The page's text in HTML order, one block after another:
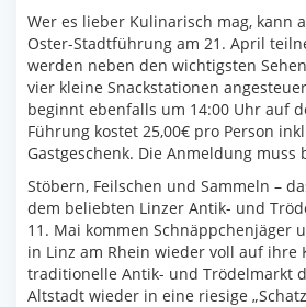
Wer es lieber Kulinarisch mag, kann
Oster-Stadtführung am 21. April
werden neben den wichtigsten
vier kleine Snackstationen
beginnt ebenfalls um 14:00 Uhr auf
Führung kostet 25,00€ pro Person
Gastgeschenk. Die Anmeldung muss
Stöbern, Feilschen und Sammeln –
dem beliebten Linzer Antik- und
11. Mai kommen Schnäppchenjäger
in Linz am Rhein wieder voll auf ihre
traditionelle Antik- und Trödelmarkt
Altstadt wieder in eine riesige